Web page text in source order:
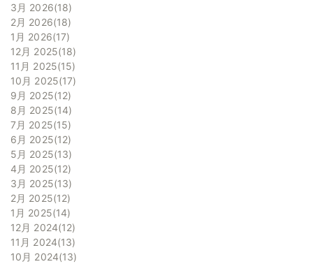
3月 2026 18
2月 2026 18
1月 2026 17
12月 2025 18
11月 2025 15
10月 2025 17
9月 2025 12
8月 2025 14
7月 2025 15
6月 2025 12
5月 2025 13
4月 2025 12
3月 2025 13
2月 2025 12
1月 2025 14
12月 2024 12
11月 2024 13
10月 2024 13